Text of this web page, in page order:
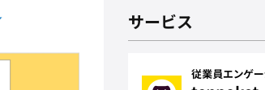
サービス